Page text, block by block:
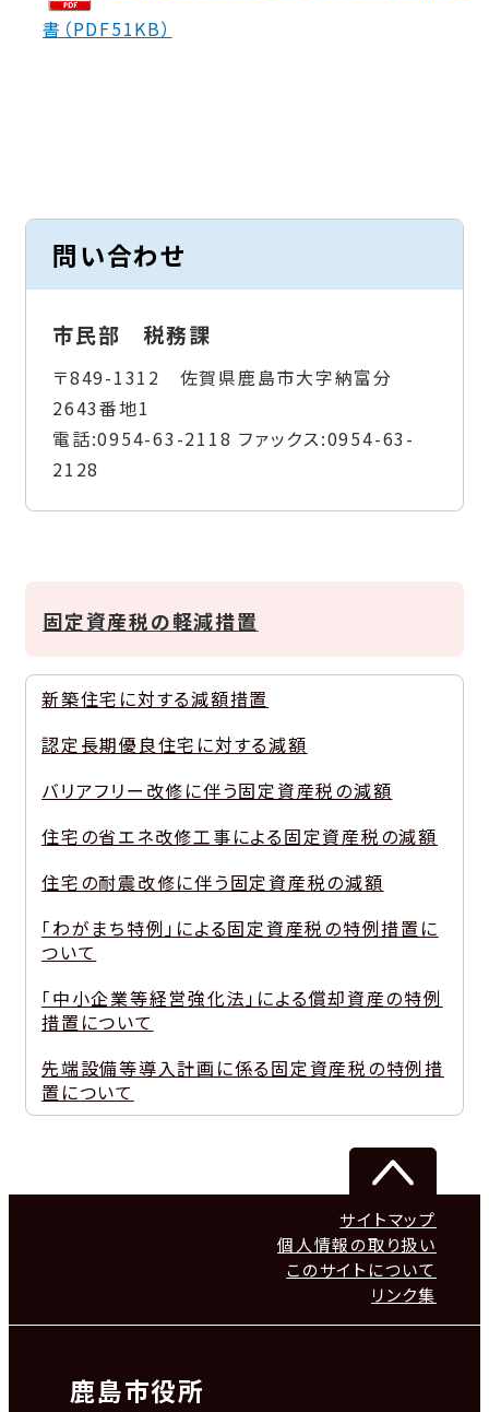
書（PDF51KB）
問い合わせ
市民部 税務課
〒849-1312 佐賀県鹿島市大字納富分
2643番地1
電話:0954-63-2118 ファックス:0954-63-
2128
固定資産税の軽減措置
新築住宅に対する減額措置
認定長期優良住宅に対する減額
バリアフリー改修に伴う固定資産税の減額
住宅の省エネ改修工事による固定資産税の減額
住宅の耐震改修に伴う固定資産税の減額
「わがまち特例」による固定資産税の特例措置に
ついて
「中小企業等経営強化法」による償却資産の特例
措置について
先端設備等導入計画に係る固定資産税の特例措
置について
サイトマップ
個人情報の取り扱い
このサイトについて
リンク集
鹿島市役所